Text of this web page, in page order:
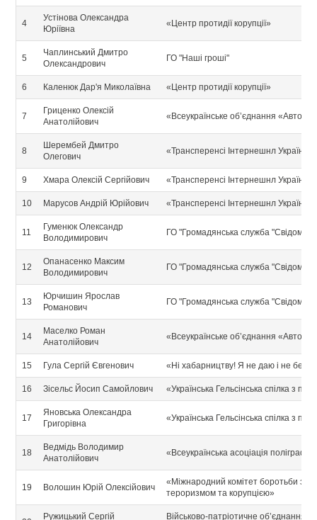
4
Устінова Олександра
Юріївна
«Центр протидії корупції»
5
Чаплинський Дмитро
Олександрович
ГО "Наші гроші"
6 Каленюк Дар'я Миколаївна «Центр протидії корупції»
7
Гриценко Олексій
Анатолійович
«Всеукраїнське об’єднання
8
Шерембей Дмитро
Олегович
«Трансперенсі Інтернешнл Україна»
9 Хмара Олексій Сергійович «Трансперенсі Інтернешнл Україна»
10 Марусов Андрій Юрійович «Трансперенсі Інтернешнл Україна»
11
Гуменюк Олександр
Володимирович
ГО "Громадянська служба "Свідомо"
12
Опанасенко Максим
Володимирович
ГО "Громадянська служба "Свідомо"
13
Юрчишин Ярослав
Романович
ГО "Громадянська служба "Свідомо"
14
Маселко Роман
Анатолійович
«Всеукраїнське об’єднання
15 Гула Сергій Євгенович «Ні хабарництву! Я не даю і не беру
16 Зісельс Йосип Самойлович «Українська Гельсінська спілка з
17
Яновська Олександра
Григорівна
«Українська Гельсінська спілка з
18
Ведмідь Володимир
Анатолійович
«Всеукраїнська асоціація
19 Волошин Юрій Олексійович
«Міжнародний комітет боротьби з
тероризмом та корупцією»
Ружицький Сергій Військово-патріотичне об’єднання